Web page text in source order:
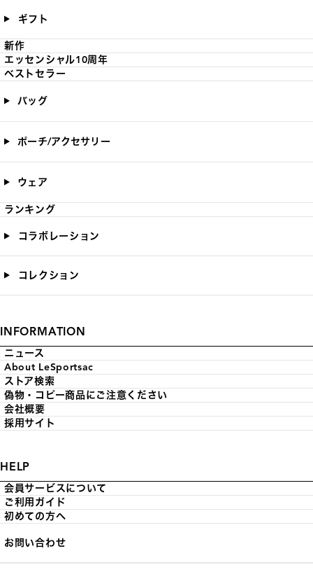
ギフト
新作
エッセンシャル10周年
ベストセラー
バッグ
ポーチ/アクセサリー
ウェア
ランキング
コラボレーション
コレクション
INFORMATION
ニュース
About LeSportsac
ストア検索
偽物・コピー商品にご注意ください
会社概要
採用サイト
HELP
会員サービスについて
ご利用ガイド
初めての方へ
お問い合わせ